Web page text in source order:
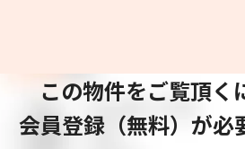
この物件をご覧頂く
会員登録（無料）が必